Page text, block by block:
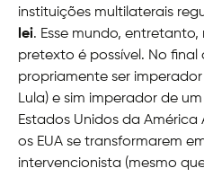
instituições multilaterais
lei. Esse mundo,
pretexto é possível. No
propriamente ser
Lula) e sim imperador de
Estados Unidos da
os EUA se transformarem
intervencionista (mesmo